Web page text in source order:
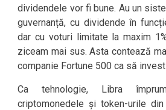
dividendele vor fi bune. Au un
guvernanță, cu dividende în
dar cu voturi limitate la maxim
ziceam mai sus. Asta contează
companie Fortune 500 ca să
Ca tehnologie, Libra
criptomonedele și token-urile